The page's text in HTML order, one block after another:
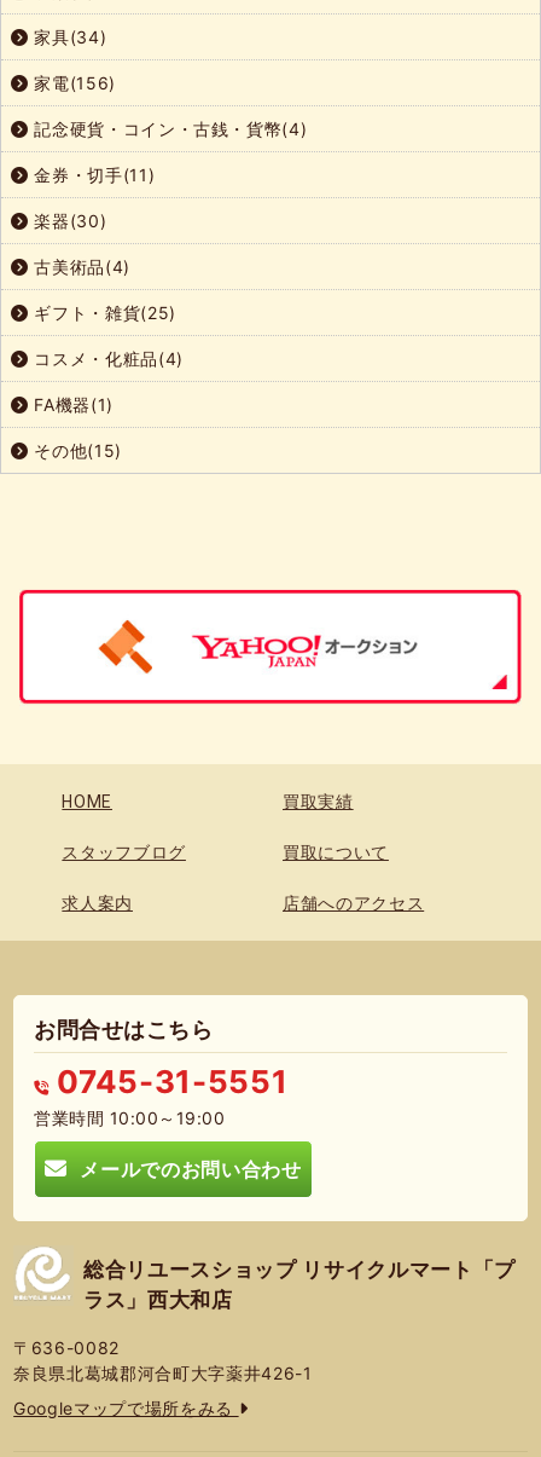
家具(34)
家電(156)
記念硬貨・コイン・古銭・貨幣(4)
金券・切手(11)
楽器(30)
古美術品(4)
ギフト・雑貨(25)
コスメ・化粧品(4)
FA機器(1)
その他(15)
HOME 買取実績
スタッフブログ 買取について
求人案内 店舗へのアクセス
お問合せはこちら
0745-31-5551
営業時間 10:00～19:00
メールでのお問い合わせ
総合リユースショップ リサイクルマート「プ
ラス」西大和店
〒636-0082
奈良県北葛城郡河合町大字薬井426-1
Googleマップで場所をみる